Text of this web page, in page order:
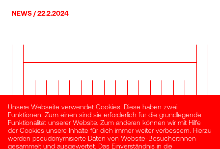
NEWS 22.2.2024
NEWSLETTER
Unsere Webseite verwendet Cookies. Diese haben zwei
Funktionen: Zum einen sind sie erforderlich für die grundlegende
Funktionalität unserer Website. Zum anderen können wir mit Hilfe
der Cookies unsere Inhalte für dich immer weiter verbessern. Hierzu
werden pseudonymisierte Daten von Website-Besucher:innen
gesammelt und ausgewertet. Das Einverständnis in die